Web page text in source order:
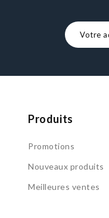
Produits
Promotions
Nouveaux produits
Meilleures ventes